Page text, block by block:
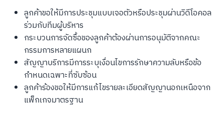
ลูกค้าขอให้มีการประชุมแบบเจอตัวหรือประชุมผ่านวิดีโอคอล
ร่วมกับทีมผู้บริหาร
กระบวนการจัดซื้อของลูกค้าต้องผ่านการอนุมัติจากคณะ
กรรมการหลายแผนก
สัญญาบริการมีการระบุเงื่อนไขการรักษาความลับหรือข้อ
กำหนดเฉพาะที่ซับซ้อน
ลูกค้าร้องขอให้มีการแก้ไขรายละเอียดสัญญานอกเหนือจาก
แพ็กเกจมาตรฐาน